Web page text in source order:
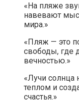
«На пляже
навевают
мира.»
«Пляж — это
свободы, где
вечностью.»
«Лучи солнца
теплом и
счастья.»